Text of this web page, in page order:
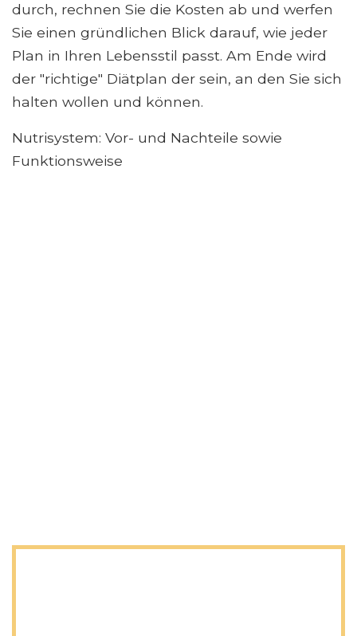
durch, rechnen Sie die Kosten ab und werfen
Sie einen gründlichen Blick darauf, wie jeder
Plan in Ihren Lebensstil passt. Am Ende wird
der "richtige" Diätplan der sein, an den Sie sich
halten wollen und können.
Nutrisystem: Vor- und Nachteile sowie
Funktionsweise